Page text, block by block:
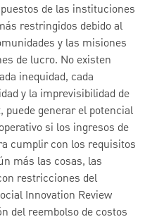
de las instituciones
restringidos debido al
y las misiones
de lucro. No existen
inequidad, cada
y la imprevisibilidad de
puede generar el potencial
si los ingresos de
cumplir con los requisitos
más las cosas, las
restricciones del
Innovation Review
del reembolso de costos